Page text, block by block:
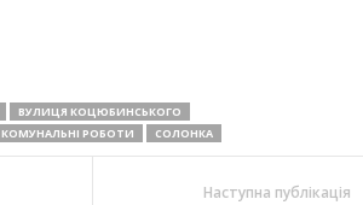
ВУЛИЦЯ КОЦЮБИНСЬКОГО
КОМУНАЛЬНІ РОБОТИ СОЛОНКА
Наступна публікація